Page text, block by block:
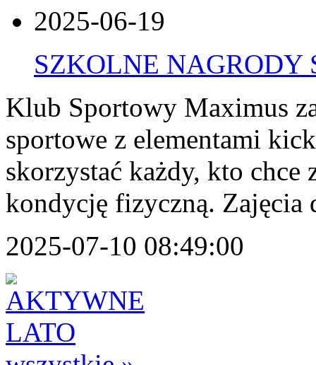
2025-06-19
SZKOLNE NAGRODY
Klub Sportowy Maximus
sportowe z elementami
skorzystać każdy, kto chce
kondycję fizyczną. Zajęcia
2025-07-10 08:49:00